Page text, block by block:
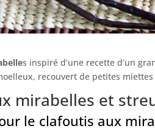
s inspiré d’une recette d’un
recouvert de petites
mirabelles et
le clafoutis aux